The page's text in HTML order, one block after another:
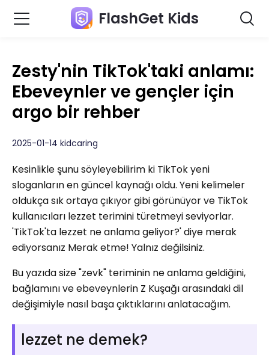
FlashGet Kids
Zesty'nin TikTok'taki anlamı:
Ebeveynler ve gençler için
argo bir rehber
2025-01-14 kidcaring
Kesinlikle şunu söyleyebilirim ki TikTok yeni
sloganların en güncel kaynağı oldu. Yeni kelimeler
oldukça sık ortaya çıkıyor gibi görünüyor ve TikTok
kullanıcıları lezzet terimini türetmeyi seviyorlar.
'TikTok'ta lezzet ne anlama geliyor?' diye merak
ediyorsanız Merak etme! Yalnız değilsiniz.
Bu yazıda size "zevk" teriminin ne anlama geldiğini,
bağlamını ve ebeveynlerin Z Kuşağı arasındaki dil
değişimiyle nasıl başa çıktıklarını anlatacağım.
lezzet ne demek?